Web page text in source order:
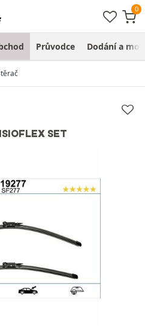
Průvodce Dodání a
SET